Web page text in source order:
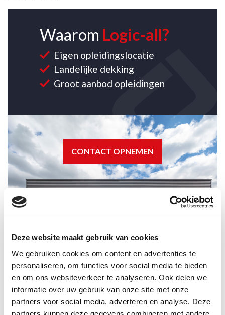
Deze website maakt gebruik van cookies
We gebruiken cookies om content en advertenties te
personaliseren, om functies voor social media te bieden
en om ons websiteverkeer te analyseren. Ook delen we
informatie over uw gebruik van onze site met onze
partners voor social media, adverteren en analyse. Deze
Waarom Logic-all?
Eigen opleidingslocatie
Landelijke dekking
Groot aanbod opleidingen
CONTACT OPNEMEN
Lieverdirect
contact?